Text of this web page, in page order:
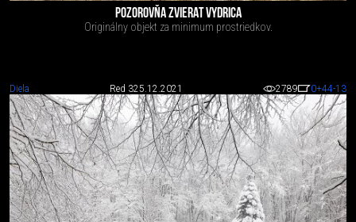
POZOROVŇA ZVIERAT VYDRICA
Originálny objekt za minimum prostriedkov.
Diela Red 325.12.2021 2789 0+44-13